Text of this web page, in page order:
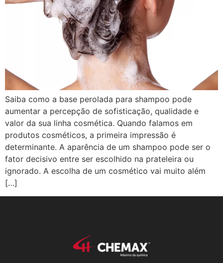
Saiba como a base perolada para shampoo pode
aumentar a percepção de sofisticação, qualidade e
valor da sua linha cosmética. Quando falamos em
produtos cosméticos, a primeira impressão é
determinante. A aparência de um shampoo pode ser o
fator decisivo entre ser escolhido na prateleira ou
ignorado. A escolha de um cosmético vai muito além
[…]